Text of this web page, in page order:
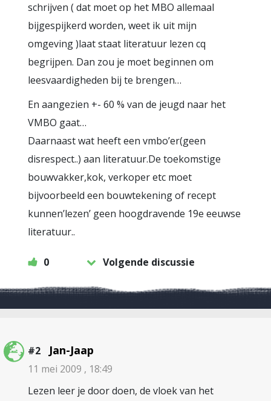
schrijven ( dat moet op het MBO allemaal
bijgespijkerd worden, weet ik uit mijn
omgeving )laat staat literatuur lezen cq
begrijpen. Dan zou je moet beginnen om
leesvaardigheden bij te brengen…
En aangezien +- 60 % van de jeugd naar het
VMBO gaat…
Daarnaast wat heeft een vmbo’er(geen
disrespect..) aan literatuur.De toekomstige
bouwvakker,kok, verkoper etc moet
bijvoorbeeld een bouwtekening of recept
kunnen’lezen’ geen hoogdravende 19e eeuwse
literatuur..
0 Volgende discussie
#2 Jan-Jaap
11 mei 2009 , 18:49
Lezen leer je door doen, de vloek van het